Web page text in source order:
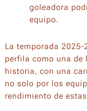
goleadora
equipo.
La temporada 2025-
perfila como una de
historia, con una
no solo por los
rendimiento de